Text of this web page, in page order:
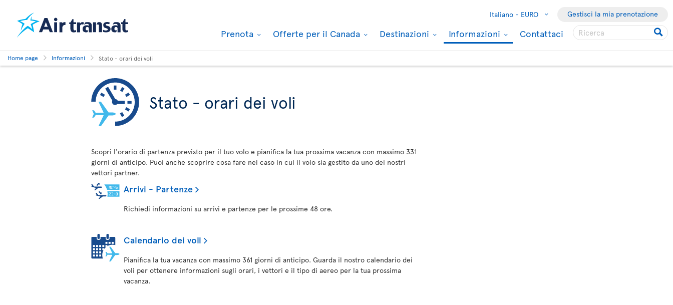
Italiano - EURO Gestisci la mia prenotazione
Prenota Offerte per il Canada Destinazioni Informazioni Contattaci
Home page Informazioni Stato - orari dei voli
Stato - orari dei voli
Scopri l'orario di partenza previsto per il tuo volo e pianifica la tua prossima vacanza con massimo 331
giorni di anticipo. Puoi anche scoprire cosa fare nel caso in cui il volo sia gestito da uno dei nostri
vettori partner.
Arrivi - Partenze
Richiedi informazioni su arrivi e partenze per le prossime 48 ore.
Calendario dei voli
Pianifica la tua vacanza con massimo 361 giorni di anticipo. Guarda il nostro calendario dei
voli per ottenere informazioni sugli orari, i vettori e il tipo di aereo per la tua prossima
vacanza.